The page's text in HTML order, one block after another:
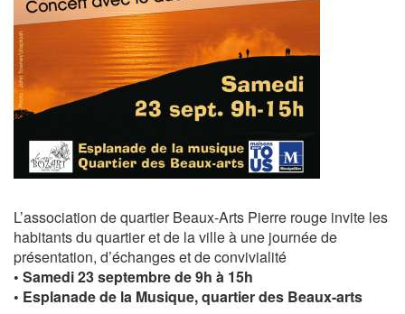
L’association de quartier Beaux-Arts Pierre rouge invite les
habitants du quartier et de la ville à une journée de
présentation, d’échanges et de convivialité
• Samedi 23 septembre de 9h à 15h
• Esplanade de la Musique, quartier des Beaux-arts